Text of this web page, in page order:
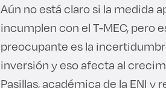
Aún no está claro si la medida
incumplen con el T-MEC, pero
preocupante es la
inversión y eso afecta al
Pasillas, académica de la ENI